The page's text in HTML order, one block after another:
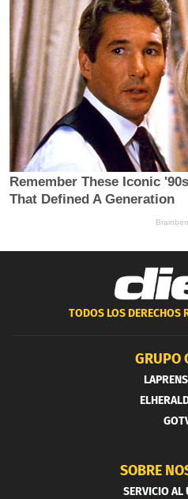
TODOS LOS DERECHOS
GRUPO
SOBRE
SERVICIO AL